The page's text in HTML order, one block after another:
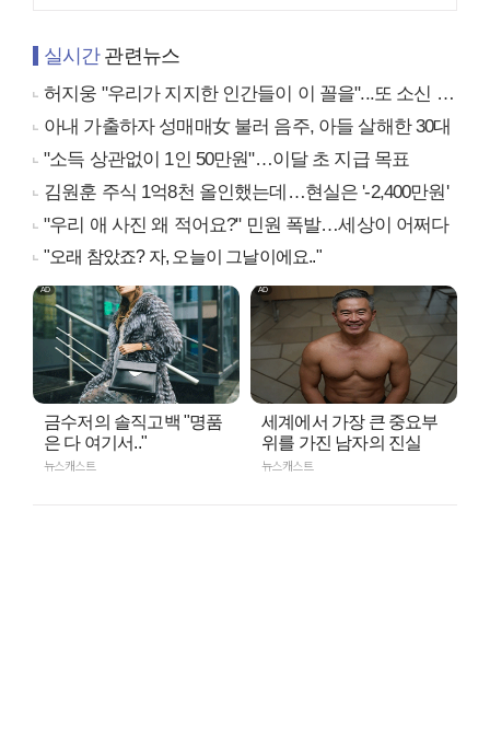
실시간관련뉴스
허지웅 "우리가 지지한 인간들이 이 꼴을"...또 소신 발언
아내 가출하자 성매매女 불러 음주, 아들 살해한 30대
"소득 상관없이 1인 50만원"…이달 초 지급 목표
김원훈 주식 1억8천 올인했는데…현실은 '-2,400만원'
"우리 애 사진 왜 적어요?" 민원 폭발…세상이 어쩌다
"오래 참았죠? 자, 오늘이 그날이에요.."
금수저의 솔직고백 "명품
은 다 여기서.."
뉴스캐스트
세계에서 가장 큰 중요부
위를 가진 남자의 진실
뉴스캐스트